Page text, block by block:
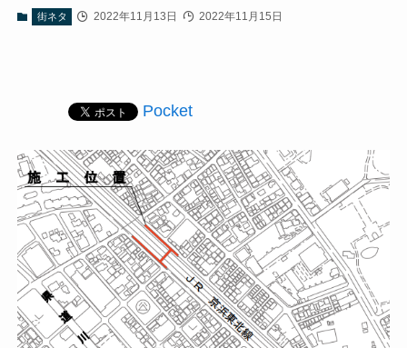
街ネタ 2022年11月13日 2022年11月15日
Pocket